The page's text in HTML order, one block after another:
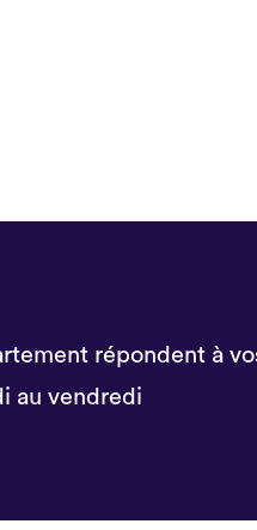
répondent à
au vendredi